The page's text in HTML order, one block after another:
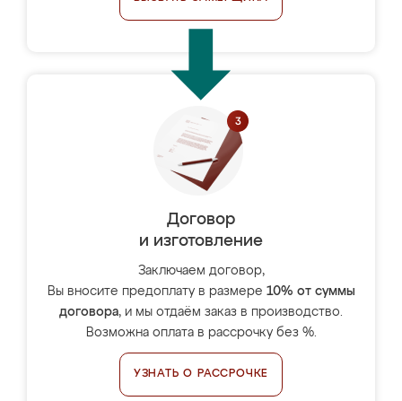
Договор
и изготовление
Заключаем договор,
Вы вносите предоплату в размере 10% от суммы
договора, и мы отдаём заказ в производство.
Возможна оплата в рассрочку без %.
УЗНАТЬ О РАССРОЧКЕ